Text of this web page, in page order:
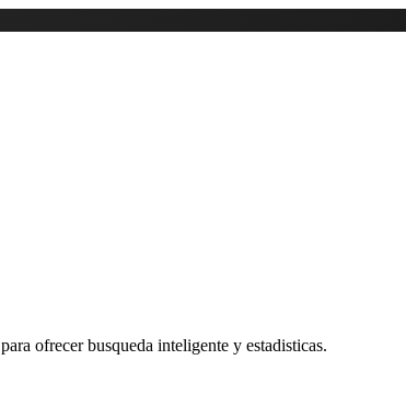
para ofrecer busqueda inteligente y estadisticas.